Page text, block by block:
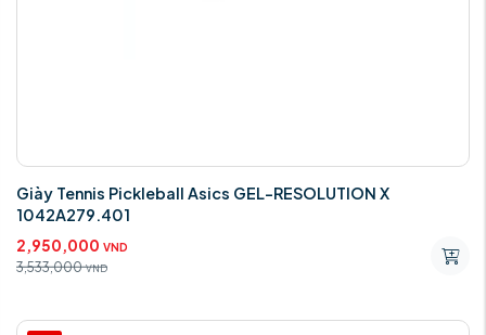
Giày Tennis Pickleball Asics GEL-RESOLUTION X
1042A279.401
2,950,000 VND
3,533,000 VND